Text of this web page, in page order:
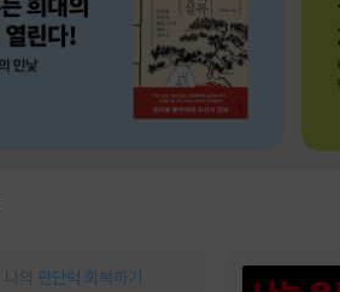
나의 판단력 회복하기